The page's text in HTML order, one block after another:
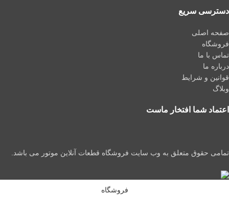
دسترسی سریع
صفحه اصلی
فروشگاه
تماس با ما
درباره ما
قوانین و شرایط
وبلاگ
اعتماد شما افتخار ماست
تمامی حقوق متعلق به وب سایت فروشگاه قطعات آنلاین موتور می باشد.
فروشگاه